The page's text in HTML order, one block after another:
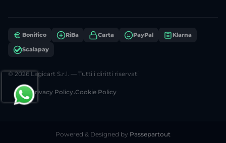
Bonifico RiBa Carta PayPal Klarna
Scalapay
© 2026 Lagicart S.r.l. — Tutti i diritti riservati
Privacy Policy•Cookie Policy
Powered & Designed by Passepartout